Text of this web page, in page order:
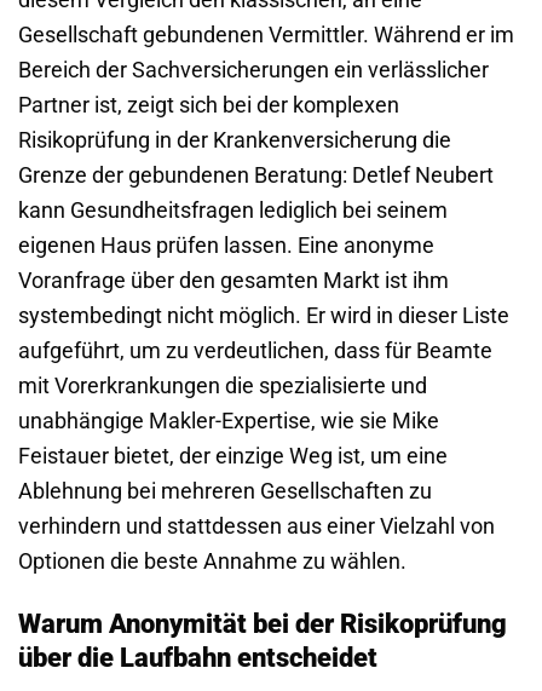
Gesellschaft gebundenen Vermittler. Während er im
Bereich der Sachversicherungen ein verlässlicher
Partner ist, zeigt sich bei der komplexen
Risikoprüfung in der Krankenversicherung die
Grenze der gebundenen Beratung: Detlef Neubert
kann Gesundheitsfragen lediglich bei seinem
eigenen Haus prüfen lassen. Eine anonyme
Voranfrage über den gesamten Markt ist ihm
systembedingt nicht möglich. Er wird in dieser Liste
aufgeführt, um zu verdeutlichen, dass für Beamte
mit Vorerkrankungen die spezialisierte und
unabhängige Makler-Expertise, wie sie Mike
Feistauer bietet, der einzige Weg ist, um eine
Ablehnung bei mehreren Gesellschaften zu
verhindern und stattdessen aus einer Vielzahl von
Optionen die beste Annahme zu wählen.
Warum Anonymität bei der Risikoprüfung
über die Laufbahn entscheidet